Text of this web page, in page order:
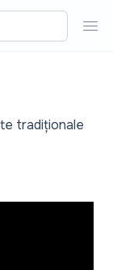
tradiționale